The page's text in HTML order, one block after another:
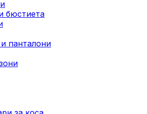
бюстиета
панталони